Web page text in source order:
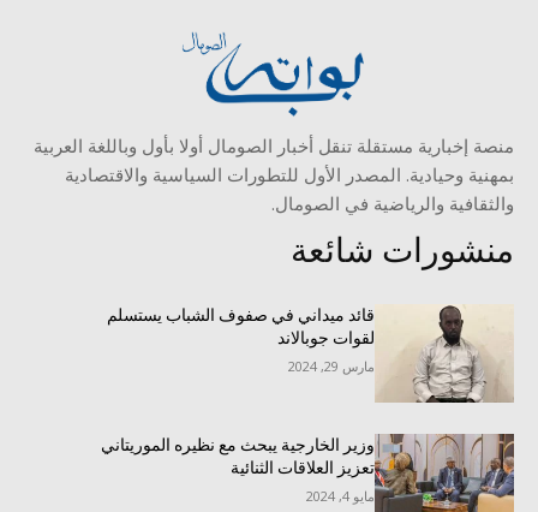
منصة إخبارية مستقلة تنقل أخبار الصومال أولا بأول وباللغة العربية
بمهنية وحيادية. المصدر الأول للتطورات السياسية والاقتصادية
والثقافية والرياضية في الصومال.
منشورات شائعة
قائد ميداني في صفوف الشباب يستسلم
لقوات جوبالاند
مارس 29, 2024
وزير الخارجية يبحث مع نظيره الموريتاني
تعزيز العلاقات الثنائية
مايو 4, 2024